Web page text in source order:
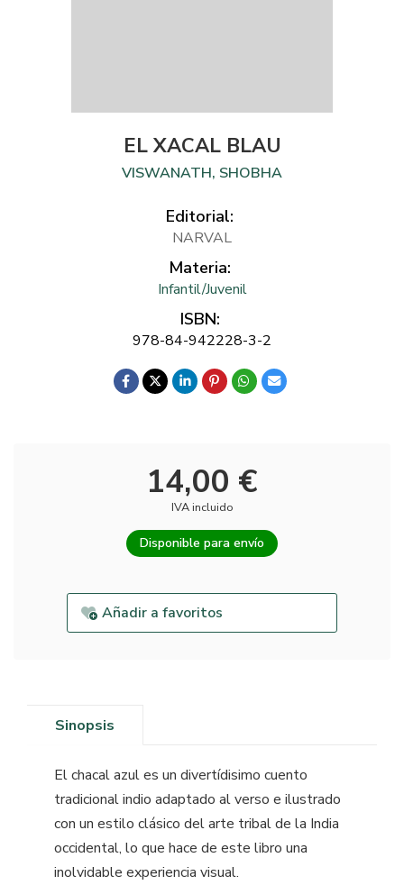
EL XACAL BLAU
VISWANATH, SHOBHA
Editorial:
NARVAL
Materia:
Infantil/Juvenil
ISBN:
978-84-942228-3-2
14,00 €
IVA incluido
Disponible para envío
Añadir a favoritos
Sinopsis
El chacal azul es un divertídisimo cuento
tradicional indio adaptado al verso e ilustrado
con un estilo clásico del arte tribal de la India
occidental, lo que hace de este libro una
inolvidable experiencia visual.